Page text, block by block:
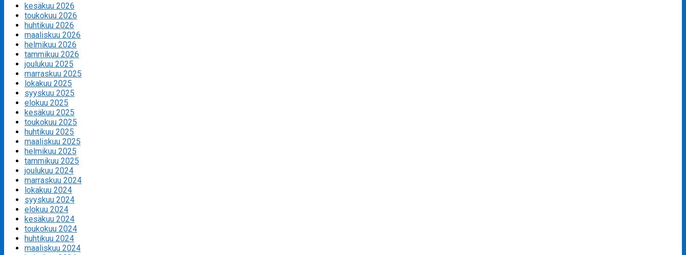
kesäkuu 2026
toukokuu 2026
huhtikuu 2026
maaliskuu 2026
helmikuu 2026
tammikuu 2026
joulukuu 2025
marraskuu 2025
lokakuu 2025
syyskuu 2025
elokuu 2025
kesäkuu 2025
toukokuu 2025
huhtikuu 2025
maaliskuu 2025
helmikuu 2025
tammikuu 2025
joulukuu 2024
marraskuu 2024
lokakuu 2024
syyskuu 2024
elokuu 2024
kesäkuu 2024
toukokuu 2024
huhtikuu 2024
maaliskuu 2024